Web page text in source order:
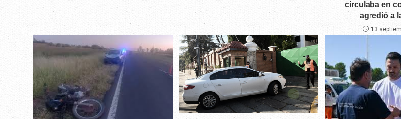
circulaba en
agredió a
13